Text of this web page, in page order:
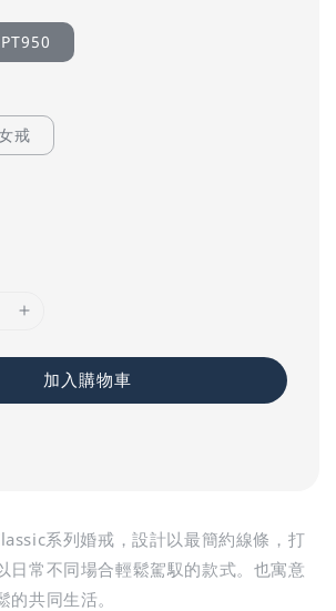
戒
加入購物車
系列婚戒，設計以最簡約線條，打
日常不同場合輕鬆駕馭的款式。也寓意
的共同生活。